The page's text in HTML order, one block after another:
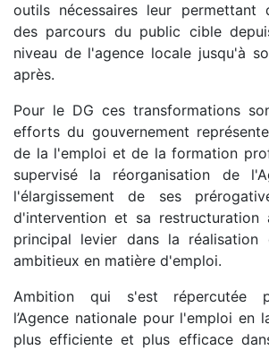
outils nécessaires leur permettant
des parcours du public cible
niveau de l'agence locale jusqu'à
après.
Pour le DG ces transformations
efforts du gouvernement
de la l'emploi et de la formation
supervisé la réorganisation de
l'élargissement de ses
d'intervention et sa
principal levier dans la réalisation
ambitieux en matière d'emploi.
Ambition qui s'est répercutée
l’Agence nationale pour l'emploi en
plus efficiente et plus efficace